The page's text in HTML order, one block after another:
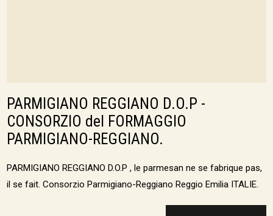
PARMIGIANO REGGIANO D.O.P -
CONSORZIO del FORMAGGIO
PARMIGIANO-REGGIANO.
PARMIGIANO REGGIANO D.O.P , le parmesan ne se fabrique pas,
il se fait. Consorzio Parmigiano-Reggiano Reggio Emilia ITALIE.